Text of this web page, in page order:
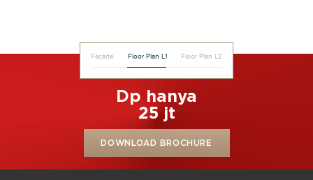
Facade Floor Plan L1 Floor Plan L2
Dp hanya
25 jt
DOWNLOAD BROCHURE